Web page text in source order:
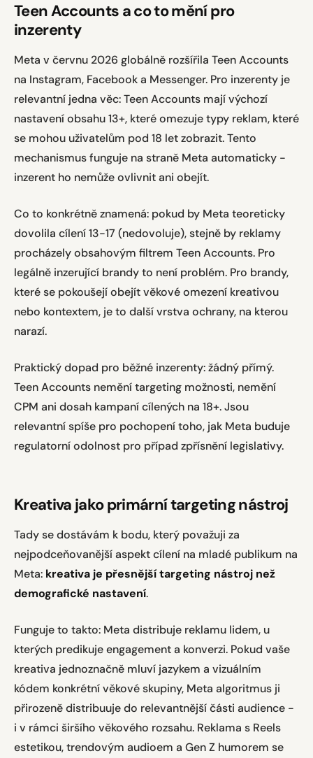
Teen Accounts a co to mění pro
inzerenty
Meta v červnu 2026 globálně rozšířila Teen Accounts
na Instagram, Facebook a Messenger. Pro inzerenty je
relevantní jedna věc: Teen Accounts mají výchozí
nastavení obsahu 13+, které omezuje typy reklam, které
se mohou uživatelům pod 18 let zobrazit. Tento
mechanismus funguje na straně Meta automaticky -
inzerent ho nemůže ovlivnit ani obejít.
Co to konkrétně znamená: pokud by Meta teoreticky
dovolila cílení 13-17 (nedovoluje), stejně by reklamy
procházely obsahovým filtrem Teen Accounts. Pro
legálně inzerující brandy to není problém. Pro brandy,
které se pokoušejí obejít věkové omezení kreativou
nebo kontextem, je to další vrstva ochrany, na kterou
narazí.
Praktický dopad pro běžné inzerenty: žádný přímý.
Teen Accounts nemění targeting možnosti, nemění
CPM ani dosah kampaní cílených na 18+. Jsou
relevantní spíše pro pochopení toho, jak Meta buduje
regulatorní odolnost pro případ zpřísnění legislativy.
Kreativa jako primární targeting nástroj
Tady se dostávám k bodu, který považuji za
nejpodceňovanější aspekt cílení na mladé publikum na
Meta: kreativa je přesnější targeting nástroj než
demografické nastavení.
Funguje to takto: Meta distribuje reklamu lidem, u
kterých predikuje engagement a konverzi. Pokud vaše
kreativa jednoznačně mluví jazykem a vizuálním
kódem konkrétní věkové skupiny, Meta algoritmus ji
přirozeně distribuuje do relevantnější části audience -
i v rámci širšího věkového rozsahu. Reklama s Reels
estetikou, trendovým audioem a Gen Z humorem se